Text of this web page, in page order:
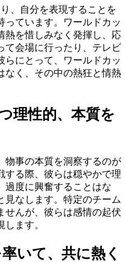
、自分を表現することを
っています。ワールドカッ
熱を惜しみなく発揮し、応
て会場に行ったり、テレビ
らにとって、ワールドカッ
なく、その中の熱狂と情熱
理性的、本質を
物事の本質を洞察するのが
する際、彼らは穏やかで理
過度に興奮することはな
見なします。特定のチーム
せんが、彼らは感情の起伏
ます。
いて、共に熱く